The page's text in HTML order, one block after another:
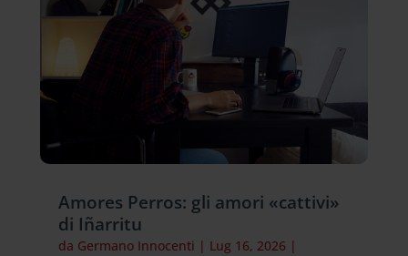
Amores Perros: gli amori «cattivi»
di Iñarritu
da Germano Innocenti | Lug 16, 2026 |